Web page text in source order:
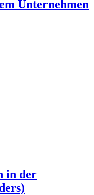
Unternehmen
in der